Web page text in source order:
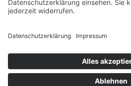
Print 16,– € / E-Book 9,99 €
AGB